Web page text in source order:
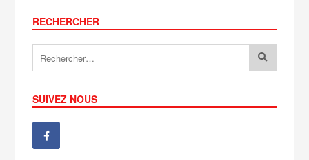
RECHERCHER
SUIVEZ NOUS